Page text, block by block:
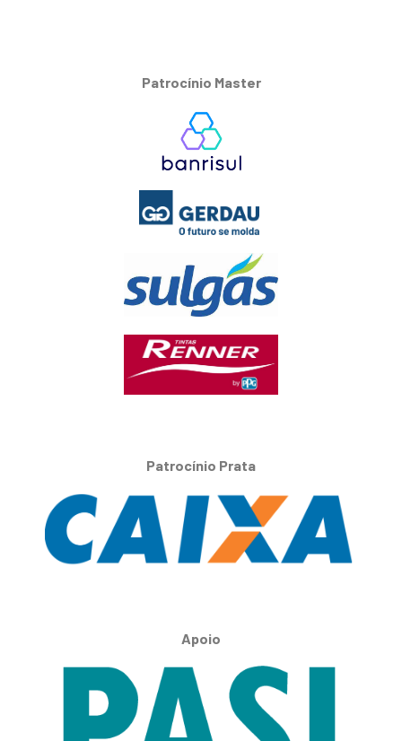
Patrocínio Master
Patrocínio Prata
Apoio